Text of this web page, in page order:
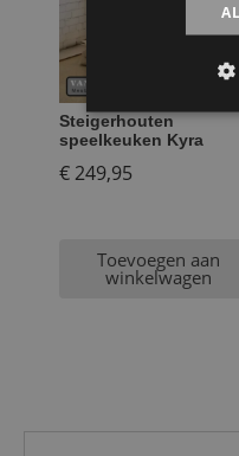
Steigerhouten
speelkeuken Kyra
€249,95
Toevoegen aan
winkelwagen